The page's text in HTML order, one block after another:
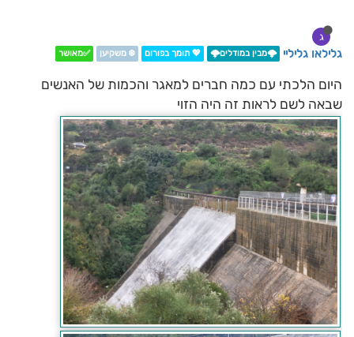
ג
גלילאו גליליי 🌩️מבין במודלים🌩️ 💖 תומך בפורום ❄️ משקיען ✅מאושר
היום הלכתי עם כמה חברים למאגר והכמות של האנשים
שבאה לשם לראות זה היה הזוי